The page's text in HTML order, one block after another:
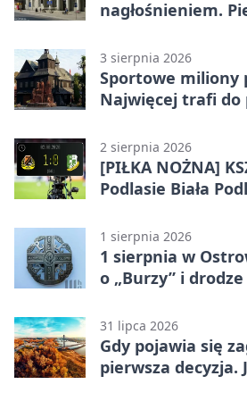
nagłośnieniem.
3 sierpnia 2026
Sportowe miliony
Najwięcej trafi do
2 sierpnia 2026
[PIŁKA NOŻNA]
Podlasie Biała
(Grupa IV)
1 sierpnia 2026
1 sierpnia w
o „Burzy” i
31 lipca 2026
Gdy pojawia się
pierwsza decyzja.